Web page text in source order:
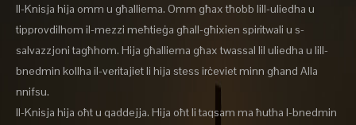
Il-Knisja hija omm u għalliema. Omm għax tħobb lill-uliedha u
tipprovdilhom il-mezzi meħtieġa għall-għixien spiritwali u s-
salvazzjoni tagħhom. Hija għalliema għax twassal lil uliedha u lill-
bnedmin kollha il-veritajiet li hija stess irċeviet minn għand Alla
nnifsu.
Il-Knisja hija oħt u qaddejja. Hija oħt li taqsam ma ħutha l-bnedmin